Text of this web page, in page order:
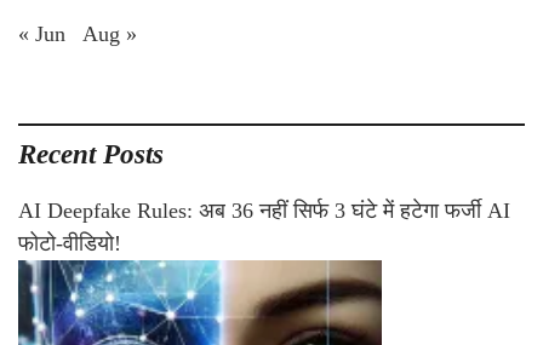
« Jun Aug »
Recent Posts
AI Deepfake Rules: अब 36 नहीं सिर्फ 3 घंटे में हटेगा फर्जी AI
फोटो-वीडियो!